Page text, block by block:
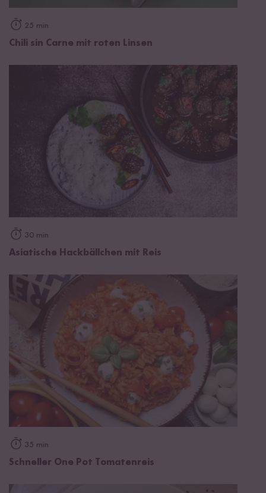
25 min
Chili sin Carne mit roten Linsen
30 min
Asiatische Hackbällchen mit Reis
35 min
Schneller One Pot Tomatenreis